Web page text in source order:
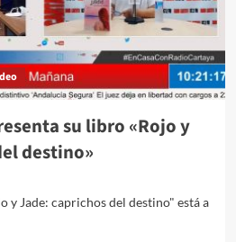
su libro «Rojo y
destino»
y Jade: caprichos del destino" está a